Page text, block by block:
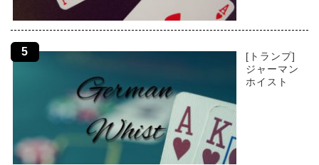
[トランプ]
ジャーマン
ホイスト